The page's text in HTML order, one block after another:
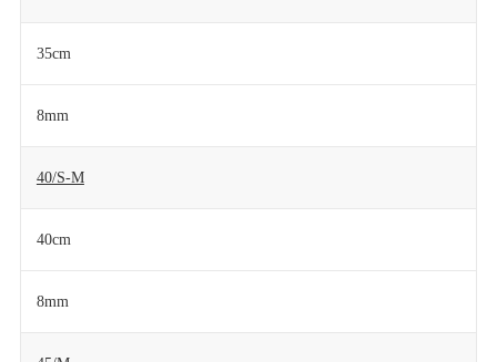
35cm
8mm
40/S-M
40cm
8mm